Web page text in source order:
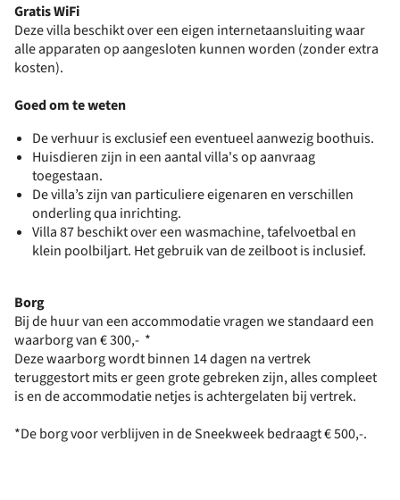
Gratis WiFi
Deze villa beschikt over een eigen internetaansluiting waar
alle apparaten op aangesloten kunnen worden (zonder extra
kosten).
Goed om te weten
De verhuur is exclusief een eventueel aanwezig boothuis.
Huisdieren zijn in een aantal villa's op aanvraag
toegestaan.
De villa’s zijn van particuliere eigenaren en verschillen
onderling qua inrichting.
Villa 87 beschikt over een wasmachine, tafelvoetbal en
klein poolbiljart. Het gebruik van de zeilboot is inclusief.
Borg
Bij de huur van een accommodatie vragen we standaard een
waarborg van € 300,- *
Deze waarborg wordt binnen 14 dagen na vertrek
teruggestort mits er geen grote gebreken zijn, alles compleet
is en de accommodatie netjes is achtergelaten bij vertrek.
*De borg voor verblijven in de Sneekweek bedraagt € 500,-.